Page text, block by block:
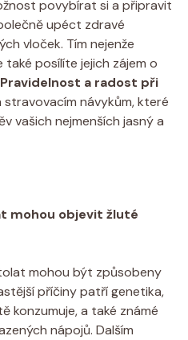
povybírat si a připravit
upéct zdravé
vloček. Tím nejenže
také posílíte jejich zájem o
Pravidelnost a radost při
stravovacím návykům, které
vašich nejmenších jasný a
mohou objevit žluté
mohou být způsobeny
příčiny patří genetika,
konzumuje, a také známé
nápojů. Dalším